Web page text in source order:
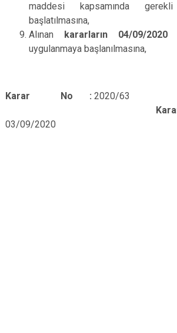
maddesi kapsamında
başlatılmasına,
Alınan kararların 04/09/
uygulanmaya başlanılmasına,
Karar No : 2020/63
Karar
03/09/2020